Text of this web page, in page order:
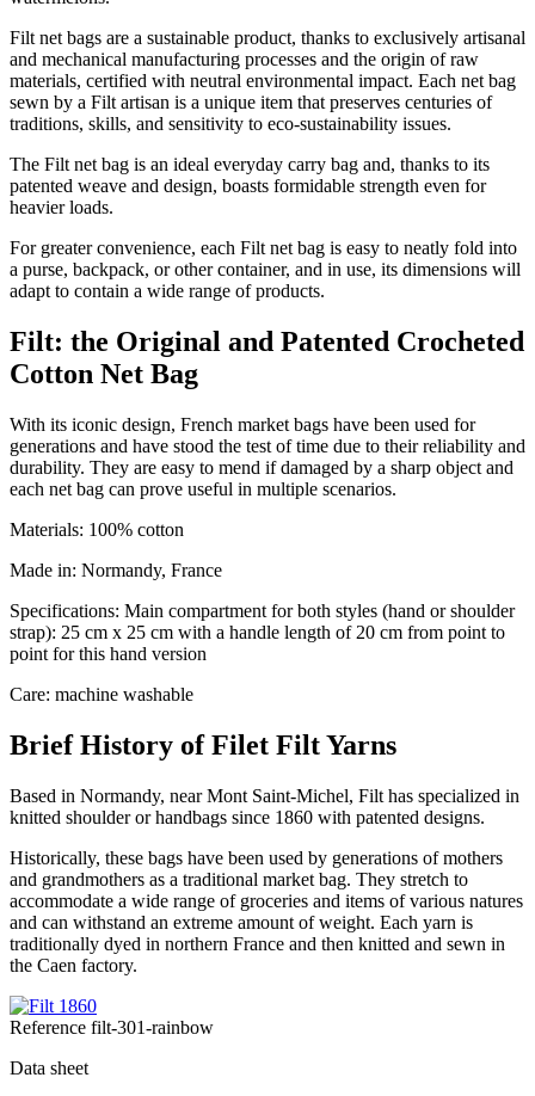
Filt net bags are a sustainable product, thanks to exclusively artisanal
and mechanical manufacturing processes and the origin of raw
materials, certified with neutral environmental impact. Each net bag
sewn by a Filt artisan is a unique item that preserves centuries of
traditions, skills, and sensitivity to eco-sustainability issues.
The Filt net bag is an ideal everyday carry bag and, thanks to its
patented weave and design, boasts formidable strength even for
heavier loads.
For greater convenience, each Filt net bag is easy to neatly fold into
a purse, backpack, or other container, and in use, its dimensions will
adapt to contain a wide range of products.
Filt: the Original and Patented Crocheted
Cotton Net Bag
With its iconic design, French market bags have been used for
generations and have stood the test of time due to their reliability and
durability. They are easy to mend if damaged by a sharp object and
each net bag can prove useful in multiple scenarios.
Materials: 100% cotton
Made in: Normandy, France
Specifications: Main compartment for both styles (hand or shoulder
strap): 25 cm x 25 cm with a handle length of 20 cm from point to
point for this hand version
Care: machine washable
Brief History of Filet Filt Yarns
Based in Normandy, near Mont Saint-Michel, Filt has specialized in
knitted shoulder or handbags since 1860 with patented designs.
Historically, these bags have been used by generations of mothers
and grandmothers as a traditional market bag. They stretch to
accommodate a wide range of groceries and items of various natures
and can withstand an extreme amount of weight. Each yarn is
traditionally dyed in northern France and then knitted and sewn in
the Caen factory.
Reference filt-301-rainbow
Data sheet